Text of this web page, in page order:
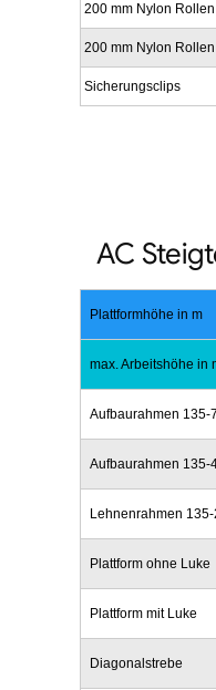
200 mm Nylon
200 mm Nylon
Sicherungsclips
AC
Plattformhöhe in m
max. Arbeitshöhe in
Aufbaurahmen 135-7
Aufbaurahmen 135-
Lehnenrahmen 135-
Plattform ohne Luke
Plattform mit Luke
Diagonalstrebe